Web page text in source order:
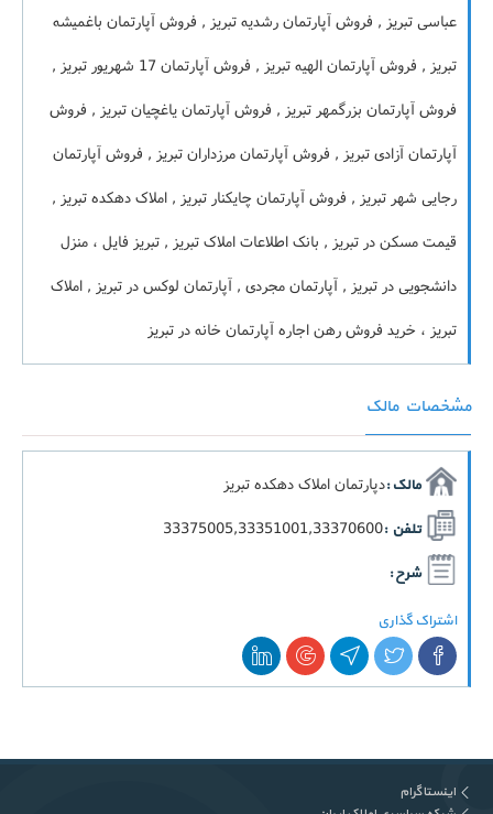
عباسی تبریز , فروش آپارتمان رشدیه تبریز , فروش آپارتمان باغمیشه
تبریز , فروش آپارتمان الهیه تبریز , فروش آپارتمان 17 شهریور تبریز ,
فروش آپارتمان بزرگمهر تبریز , فروش آپارتمان یاغچیان تبریز , فروش
آپارتمان آزادی تبریز , فروش آپارتمان مرزداران تبریز , فروش آپارتمان
رجایی شهر تبریز , فروش آپارتمان چایکنار تبریز , املاک دهکده تبریز ,
قیمت مسکن در تبریز , بانک اطلاعات املاک تبریز , تبریز فایل ، منزل
دانشجویی در تبریز , آپارتمان مجردی , آپارتمان لوکس در تبریز , املاک
تبریز ، خرید فروش رهن اجاره آپارتمان خانه در تبریز
مشخصات مالک
مالک :دپارتمان املاک دهکده تبریز
تلفن :33375005,33351001,33370600
شرح :
اشتراک گذاری
اینستاگرام